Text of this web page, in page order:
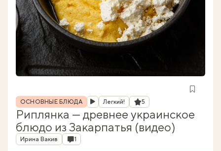
Рубрика
ОСНОВНЫЕ БЛЮДА Легкий! Рейтинг
5
Риплянка — древнее украинское
блюдо из Закарпатья (видео)
Автор
Ирина Вакив Комментарии
1